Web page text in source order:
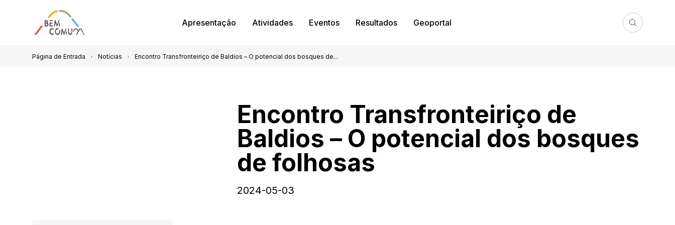
Apresentação Atividades Eventos Resultados Geoportal
Página de Entrada Notícias Encontro Transfronteiriço de Baldios – O potencial dos bosques de...
Encontro Transfronteiriço de
Baldios – O potencial dos bosques
de folhosas
2024-05-03